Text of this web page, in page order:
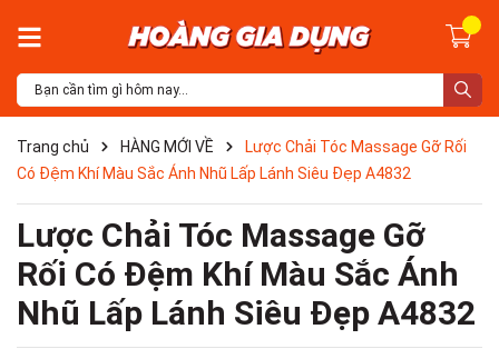
Trang chủ HÀNG MỚI VỀ
Lược Chải Tóc Massage Gỡ Rối
Có Đệm Khí Màu Sắc Ánh Nhũ Lấp Lánh Siêu Đẹp A4832
Lược Chải Tóc Massage Gỡ
Rối Có Đệm Khí Màu Sắc Ánh
Nhũ Lấp Lánh Siêu Đẹp A4832